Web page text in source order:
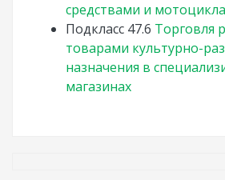
средствами и
Подкласс 47.6 Торговля
товарами культурно-
назначения в
магазинах